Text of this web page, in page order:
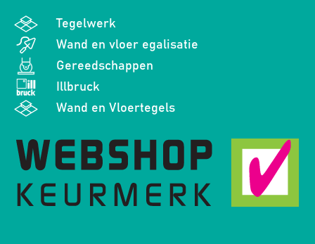
Tegelwerk
Wand en vloer egalisatie
Gereedschappen
Illbruck
Wand en Vloertegels